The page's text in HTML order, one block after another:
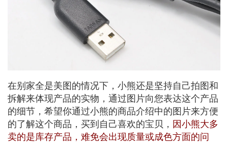
在别家全是美图的情况下，小熊还是坚持自己拍图和
拆解来体现产品的实物，通过图片向您表达这个产品
的细节，希望你通过小熊的商品介绍中的图片来方便
的了解这个商品，买到自己喜欢的宝贝， 因小熊大多
卖的是库存产品，难免会出现质量或成色方面的问